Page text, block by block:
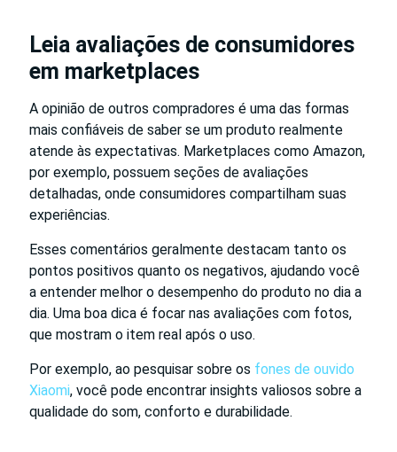
Leia avaliações de consumidores
em marketplaces
A opinião de outros compradores é uma das formas
mais confiáveis de saber se um produto realmente
atende às expectativas. Marketplaces como Amazon,
por exemplo, possuem seções de avaliações
detalhadas, onde consumidores compartilham suas
experiências.
Esses comentários geralmente destacam tanto os
pontos positivos quanto os negativos, ajudando você
a entender melhor o desempenho do produto no dia a
dia. Uma boa dica é focar nas avaliações com fotos,
que mostram o item real após o uso.
Por exemplo, ao pesquisar sobre os fones de ouvido
Xiaomi, você pode encontrar insights valiosos sobre a
qualidade do som, conforto e durabilidade.